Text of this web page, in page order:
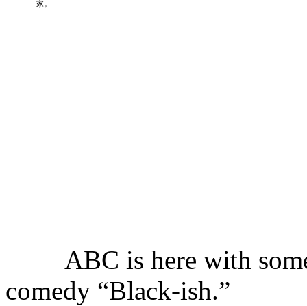
ABC is here with some
comedy “Black-ish.”